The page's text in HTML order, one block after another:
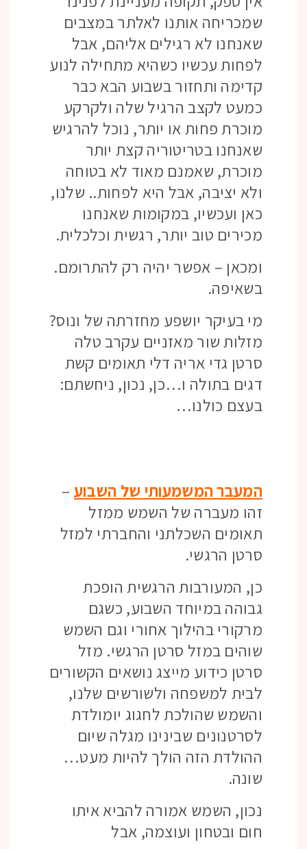
שמכריחה אותנו לאלתר במצבים
שאנחנו לא רגילים אליהם, אבל
לפחות עכשיו כשהיא מתחילה לנוע
קדימה ותחזור בשבוע הבא כבר
כמעט לקצב הרגיל שלה ולקרקע
מוכרת פחות או יותר, נוכל להרגיש
שאנחנו בטריטוריה קצת יותר
מוכרת, שאמנם מאוד לא בטוחה
ולא יציבה, אבל היא לפחות.. שלנו,
כאן ועכשיו, במקומות שאנחנו
מכירים טוב יותר, רגשית וכלכלית.
ומכאן – אפשר יהיה רק להתרומם.
בשאיפה.
מי בעיקר יושפע מחזרתה של ונוס?
מזלות שור מאזניים עקרב טלה
סרטן גדי אריה דלי תאומים קשת
דגים בתולה ו…כן, נכון, ניחשתם:
בעצם כולנו…
המעבר המשמעותי של השבוע–
זהו מעברה של השמש ממזל
תאומים השכלתני והחברתי למזל
סרטן הרגשי.
כן, המעורבות הרגשית הופכת
גבוהה במיוחד השבוע, כשגם
מרקורי בהילוך אחורי וגם השמש
שוהים במזל סרטן הרגשי. מזל
סרטן כידוע מייצג נושאים הקשורים
לבית למשפחה ולשורשים שלנו,
והשמש שהולכת לחגוג יומולדת
לסרטנונים שבינינו מגלה שיום
ההולדת הזה הולך להיות מעט…
שונה.
נכון, השמש אמורה להביא איתו
חום ובטחון ועוצמה, אבל